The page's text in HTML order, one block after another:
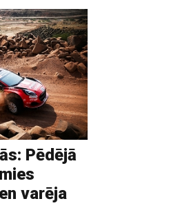
Pēdējā
varēja